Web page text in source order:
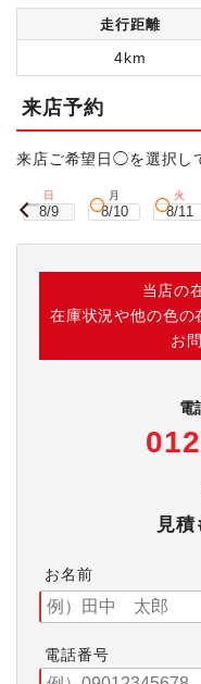
走行距離
4km
来店予約
来店ご希望日◯を選択し
日
8/9
月
8/10
火
8/11
当店の
在庫状況や他の色の
お
電
見
お名前
電話番号